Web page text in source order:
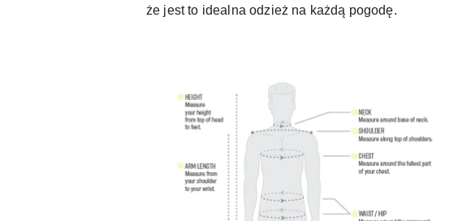
że jest to idealna odzież na każdą pogodę.